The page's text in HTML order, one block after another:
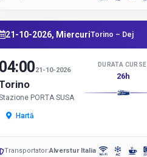
21-10-2026, MiercuriTorino – Dej
04:0021-10-2026
PORTA SUSA
Hartă
DURATA CURSEI
26h
Transportator:Alverstur Italia